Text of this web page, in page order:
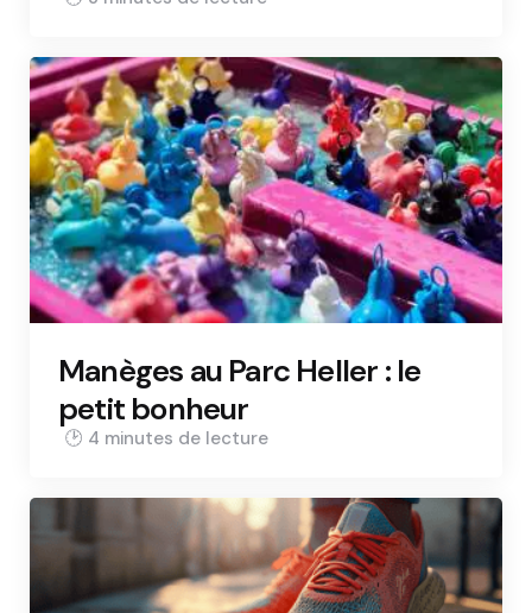
Manèges au Parc Heller : le
petit bonheur
4 min